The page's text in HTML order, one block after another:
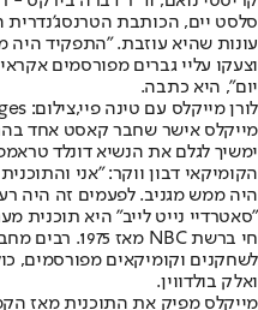
סלסט יים, הכותבת
עונות שהיא עוזבת. "התפקיד היה
וצעקו עליי גברים מפורסמים
יום", היא כתבה.
לורן מייקלס עם טינה פיי,צילום: GettyImages
מייקלס אישר שחבר קאסט אחד
ימשיך לגלם את הנשיא דונלד
הקומיקאי דבון ווקר: "אני
היה ממש מגניב. לפעמים זה היה
"סאטרדיי נייט לייב" היא תוכנית
לשחקנים וקומיקאים מפורסמים,
ואלק בולדווין.
מייקלס מפיק את התוכנית מאז